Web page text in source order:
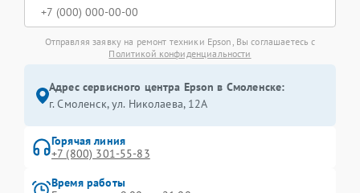
Отправляя заявку на ремонт техники Epson, Вы соглашаетесь с
Политикой конфиденциальности
Адрес сервисного центра Epson в Смоленске:
г. Смоленск, ул. Николаева, 12А
Горячая линия
+7 (800) 301-55-83
Время работы